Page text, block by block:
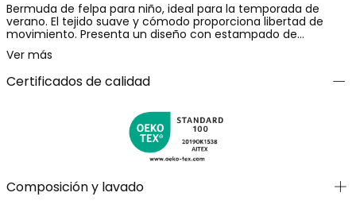
Bermuda de felpa para niño, ideal para la temporada de
verano. El tejido suave y cómodo proporciona libertad de
movimiento. Presenta un diseño con estampado de
palmeras coloridas sobre un fondo verde, añadiendo un
toque tropical y divertido. La cintura es elástica con cordón
ajustable, asegurando un ajuste perfecto. Disponible en tallas
desde 12 meses hasta 10 años. Prenda perfecta para
Ver más
Certificados de calidad
Composición y lavado